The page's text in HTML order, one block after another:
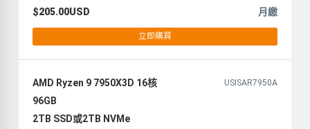
$205.00USD
月繳
立即購買
AMD Ryzen 9 7950X3D 16核 USISAR7950A
96GB
2TB SSD或2TB NVMe